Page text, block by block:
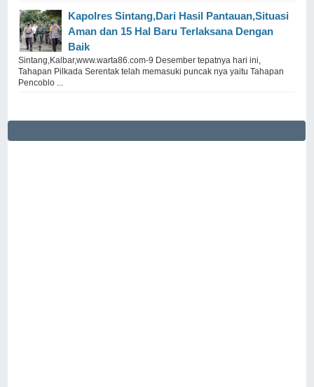
Kapolres Sintang,Dari Hasil Pantauan,Situasi
Aman dan 15 Hal Baru Terlaksana Dengan
Baik
Sintang,Kalbar,www.warta86.com-9 Desember tepatnya hari ini,
Tahapan Pilkada Serentak telah memasuki puncak nya yaitu Tahapan
Pencoblo ...